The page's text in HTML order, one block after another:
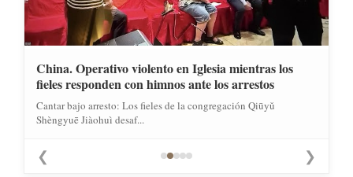
China. Operativo violento en Iglesia mientras los
fieles responden con himnos ante los arrestos
Cantar bajo arresto: Los fieles de la congregación Qiūyǔ
Shèngyuē Jiàohuì desaf...
❮ ❯